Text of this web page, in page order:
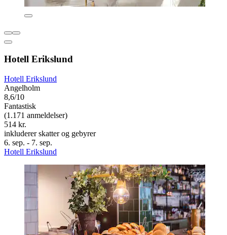
Hotell Erikslund
Hotell Erikslund
Angelholm
8,6/10
Fantastisk
(1.171 anmeldelser)
514 kr.
inkluderer skatter og gebyrer
6. sep. - 7. sep.
Hotell Erikslund